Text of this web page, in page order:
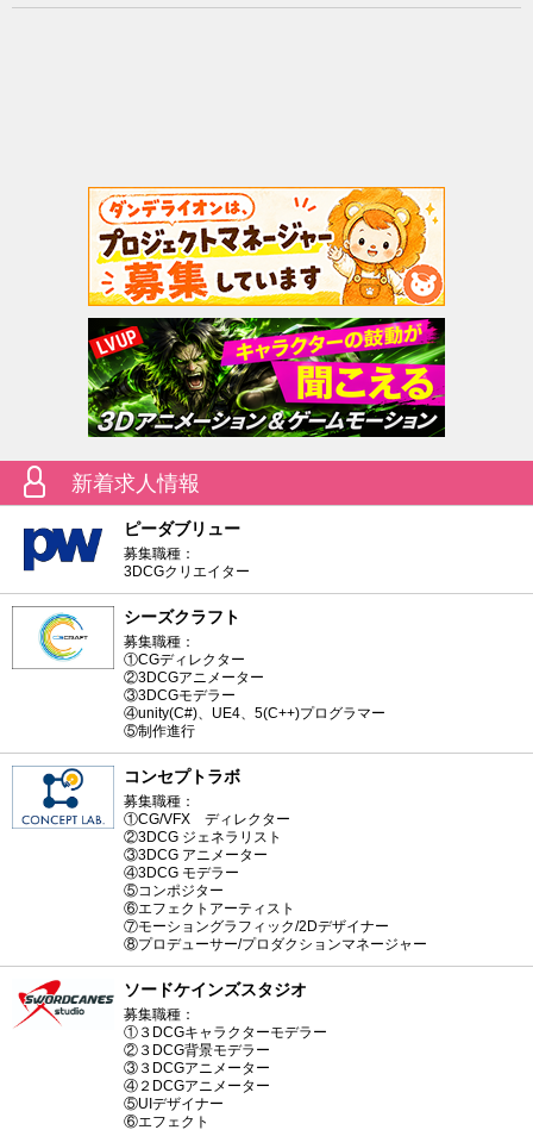
新着求人情報
ピーダブリュー
募集職種：
3DCGクリエイター
シーズクラフト
募集職種：
①CGディレクター
②3DCGアニメーター
③3DCGモデラー
④unity(C#)、UE4、5(C++)プログラマー
⑤制作進行
コンセプトラボ
募集職種：
①CG/VFX ディレクター
②3DCG ジェネラリスト
③3DCG アニメーター
④3DCG モデラー
⑤コンポジター
⑥エフェクトアーティスト
⑦モーショングラフィック/2Dデザイナー
⑧プロデューサー/プロダクションマネージャー
ソードケインズスタジオ
募集職種：
①３DCGキャラクターモデラー
②３DCG背景モデラー
③３DCGアニメーター
④２DCGアニメーター
⑤UIデザイナー
⑥エフェクト